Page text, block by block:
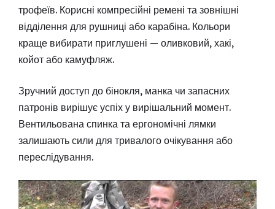
трофеїв. Корисні компресійні ремені та зовнішні
відділення для рушниці або карабіна. Кольори
краще вибирати приглушені — оливковий, хакі,
койот або камуфляж.
Зручний доступ до бінокля, манка чи запасних
патронів вирішує успіх у вирішальний момент.
Вентильована спинка та ергономічні лямки
залишають сили для тривалого очікування або
переслідування.